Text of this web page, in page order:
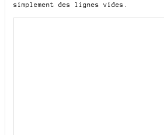
simplement des lignes vides.